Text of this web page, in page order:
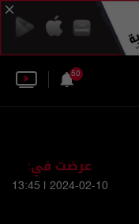
50
عرضت في:
2024-02-10 | 13:45